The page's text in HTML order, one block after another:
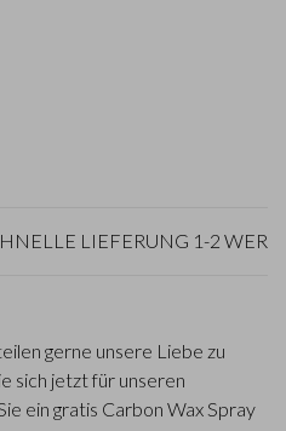
LIEFERUNG 1-2
gerne unsere Liebe zu
sich jetzt für unseren
ein gratis Carbon Wax Spray